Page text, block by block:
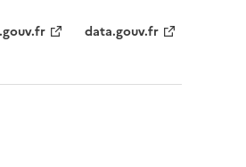
data.gouv.fr